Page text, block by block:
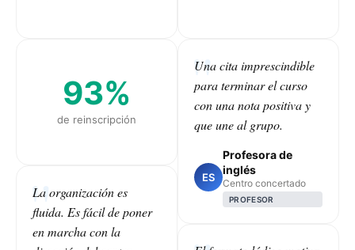
93%
de reinscripción
La organización es
fluida. Es fácil de poner
en marcha con la
Una cita imprescindible
para terminar el curso
con una nota positiva y
que une al grupo.
ES
Profesora de
inglés
Centro concertado
PROFESOR